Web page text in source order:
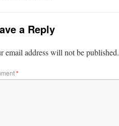
a Reply
email address will not be published.
*